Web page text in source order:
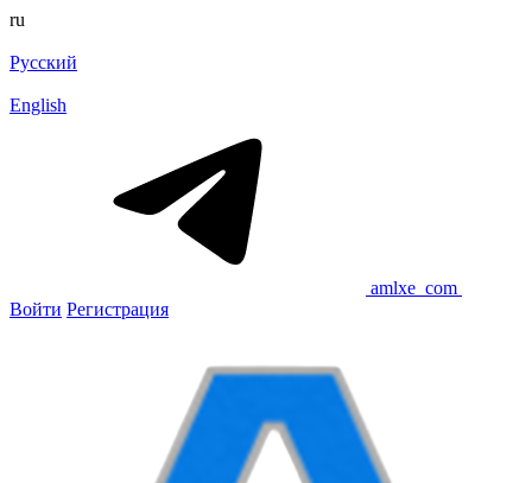
ru
Русский
English
amlxe_com
Войти Регистрация